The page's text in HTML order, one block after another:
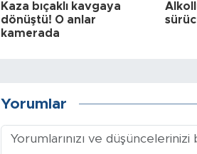
Kaza bıçaklı kavgaya
dönüştü! O anlar
kamerada
Yorumlar